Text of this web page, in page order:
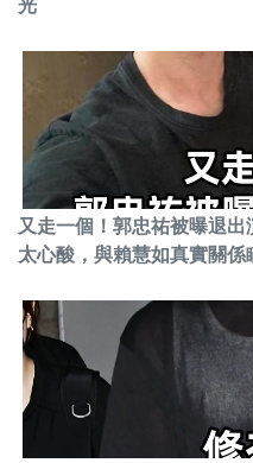
光
又走一個！郭忠祐被曝退
太心酸，與賴慧如真實關係